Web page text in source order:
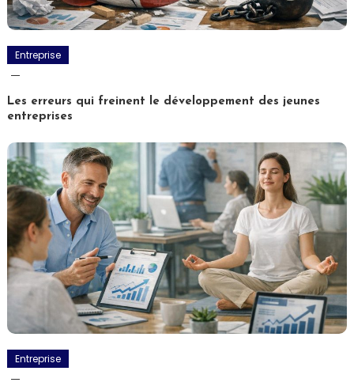
Entreprise
Les erreurs qui freinent le développement des jeunes
entreprises
Entreprise